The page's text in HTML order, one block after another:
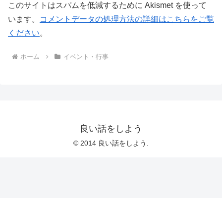
このサイトはスパムを低減するために Akismet を使って
います。
コメントデータの処理方法の詳細はこちらをご覧
ください。
ホーム イベント・行事
良い話をしよう
© 2014 良い話をしよう.